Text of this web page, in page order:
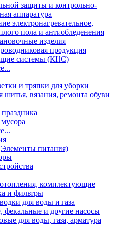
защиты и контрольно-
аппаратура
электронагревательное,
пола и антиобледенения
изделия
продукция
системы (КНС)
и тряпки для уборки
шитья, вязания, ремонта обуви
питания)
комплектующие
и фильтры
для воды и газа
фекальные и другие насосы
для воды, газа, арматура